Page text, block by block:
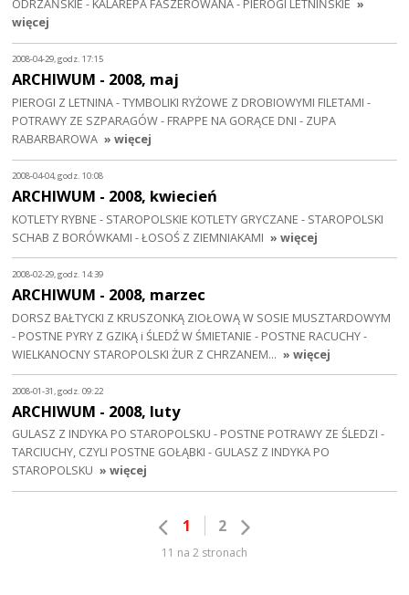
ODRZAŃSKIE - KALAREPA FASZEROWANA - PIEROGI LETNIŃSKIE »
więcej
2008-04-29, godz. 17:15
ARCHIWUM - 2008, maj
PIEROGI Z LETNINA - TYMBOLIKI RYŻOWE Z DROBIOWYMI FILETAMI -
POTRAWY ZE SZPARAGÓW - FRAPPE NA GORĄCE DNI - ZUPA
RABARBAROWA » więcej
2008-04-04, godz. 10:08
ARCHIWUM - 2008, kwiecień
KOTLETY RYBNE - STAROPOLSKIE KOTLETY GRYCZANE - STAROPOLSKI
SCHAB Z BORÓWKAMI - ŁOSOŚ Z ZIEMNIAKAMI » więcej
2008-02-29, godz. 14:39
ARCHIWUM - 2008, marzec
DORSZ BAŁTYCKI Z KRUSZONKĄ ZIOŁOWĄ W SOSIE MUSZTARDOWYM
- POSTNE PYRY Z GZIKĄ i ŚLEDŹ W ŚMIETANIE - POSTNE RACUCHY -
WIELKANOCNY STAROPOLSKI ŻUR Z CHRZANEM… » więcej
2008-01-31, godz. 09:22
ARCHIWUM - 2008, luty
GULASZ Z INDYKA PO STAROPOLSKU - POSTNE POTRAWY ZE ŚLEDZI -
TARCIUCHY, CZYLI POSTNE GOŁĄBKI - GULASZ Z INDYKA PO
STAROPOLSKU » więcej
1 2
11 na 2 stronach